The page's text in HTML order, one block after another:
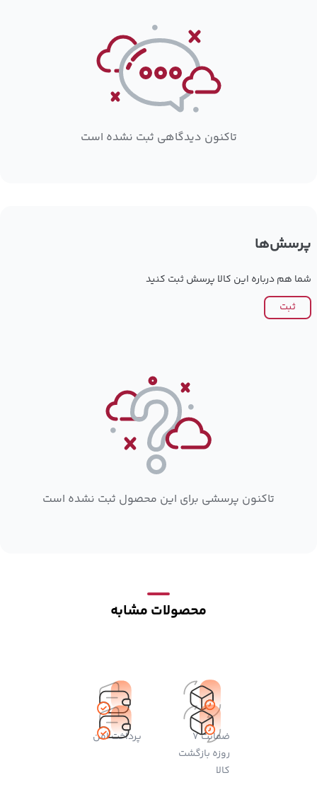
تاکنون دیدگاهی ثبت نشده است
پرسش‌ها
شما هم درباره این کالا پرسش ثبت کنید
ثبت
تاکنون پرسشی برای این محصول ثبت نشده است
محصولات مشابه
ضمانت 7
روزه بازگشت
کالا
پرداخت امن